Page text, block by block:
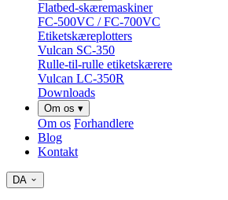
Flatbed-skæremaskiner
FC-500VC / FC-700VC
Etiketskæreplotters
Vulcan SC-350
Rulle-til-rulle etiketskærere
Vulcan LC-350R
Downloads
Om os ▾
Om os Forhandlere
Blog
Kontakt
DA